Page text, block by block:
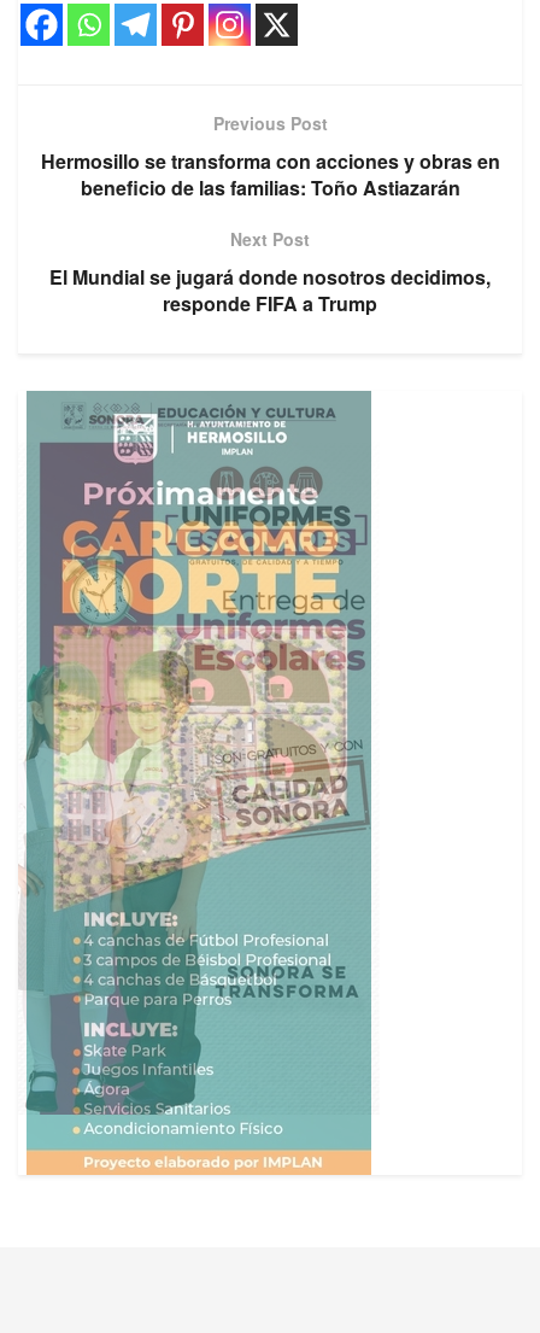
Previous Post
Hermosillo se transforma con acciones y obras en
beneficio de las familias: Toño Astiazarán
Next Post
El Mundial se jugará donde nosotros decidimos,
responde FIFA a Trump